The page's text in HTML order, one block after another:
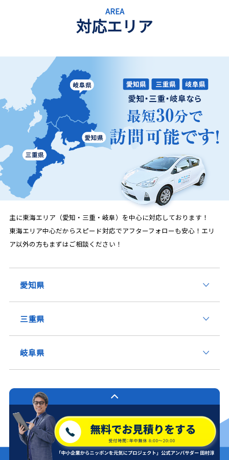
AREA
対応エリア
主に東海エリア（愛知・三重・岐阜）を中心に対応しております！
東海エリア中心だからスピード対応でアフターフォローも安心！エリ
ア以外の方もまずはご相談ください！
愛知県
三重県
岐阜県